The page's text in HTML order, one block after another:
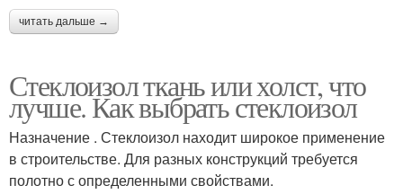
читать дальше →
Стеклоизол ткань или холст, что
лучше. Как выбрать стеклоизол
Назначение . Стеклоизол находит широкое применение
в строительстве. Для разных конструкций требуется
полотно с определенными свойствами.